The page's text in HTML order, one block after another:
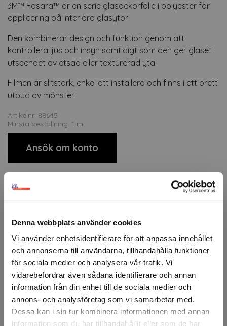
Denna webbplats använder cookies
Vi använder enhetsidentifierare för att anpassa innehållet
och annonserna till användarna, tillhandahålla funktioner
för sociala medier och analysera vår trafik. Vi
vidarebefordrar även sådana identifierare och annan
information från din enhet till de sociala medier och
annons- och analysföretag som vi samarbetar med.
Dessa kan i sin tur kombinera informationen med annan
information som du har tillhandahållit eller som de har
3M™ Fasara™ är en serie glasdekorfolie i polyester för
applicering på interiöra glasytor.
Den kombinerar design och funktion genom att
kontrollera ljus och insyn samtidigt som den ger glaset
utseendet av etsad eller texturerad yta.
Filmen är slitstark, enkel att installera och finns i ett brett
utbud av mönster.
Artikelnr: 88645
Minsta beställning: 1 m
Ansök om konto
applicering på interiöra glasytor. Den kombinerar design
och funktion genom att kontrollera ljus och insyn
samtidigt som den ger glaset utseendet av etsad eller
texturerad yta. Filmen är slitstark, enkel att installera och
finns i ett brett utbud av mönster.
3M™ Fasara™ blockerar dessutom upp till 99 % av UV-
strålning för att minska blekning av interiörer. Typiska
användningsområden är konferensrum, kontorsavskiljare,
entréer, glaspartier och andra interiöra glasytor där man